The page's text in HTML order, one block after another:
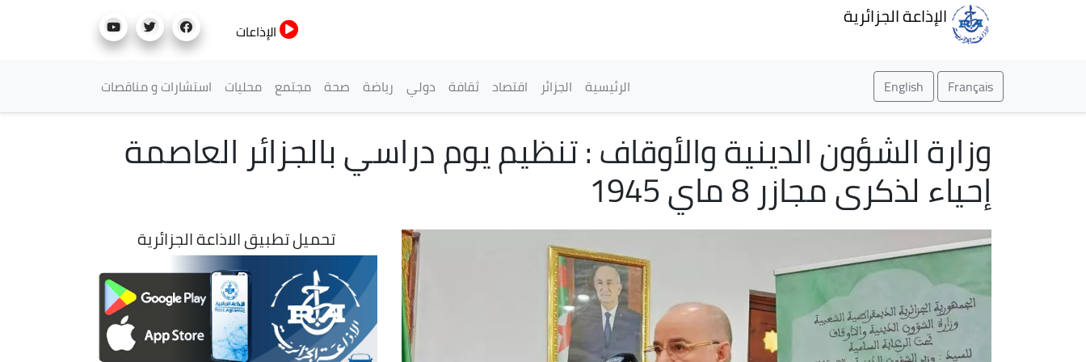
الإذاعة الجزائرية
الإذاعات
Français
English القائمة الرئيسية
الرئيسية الجزائر اقتصاد ثقافة دولي رياضة صحة مجتمع محليات استشارات و مناقصات
وزارة الشؤون الدينية والأوقاف : تنظيم يوم دراسي بالجزائر العاصمة
إحياء لذكرى مجازر 8 ماي 1945
تحميل تطبيق الاذاعة الجزائرية